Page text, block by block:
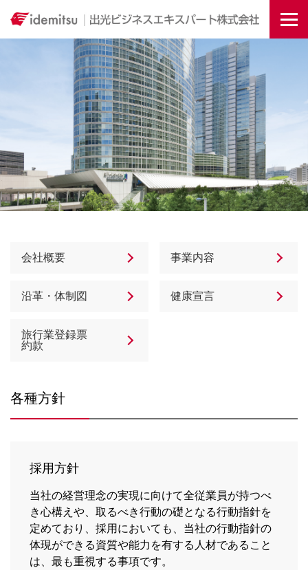
会社概要 事業内容
沿革・体制図 健康宣言
旅行業登録票
約款
各種方針
採用方針
当社の経営理念の実現に向けて全従業員が持つべ
き心構えや、取るべき行動の礎となる行動指針を
定めており、採用においても、当社の行動指針の
体現ができる資質や能力を有する人材であること
は、最も重視する事項です。